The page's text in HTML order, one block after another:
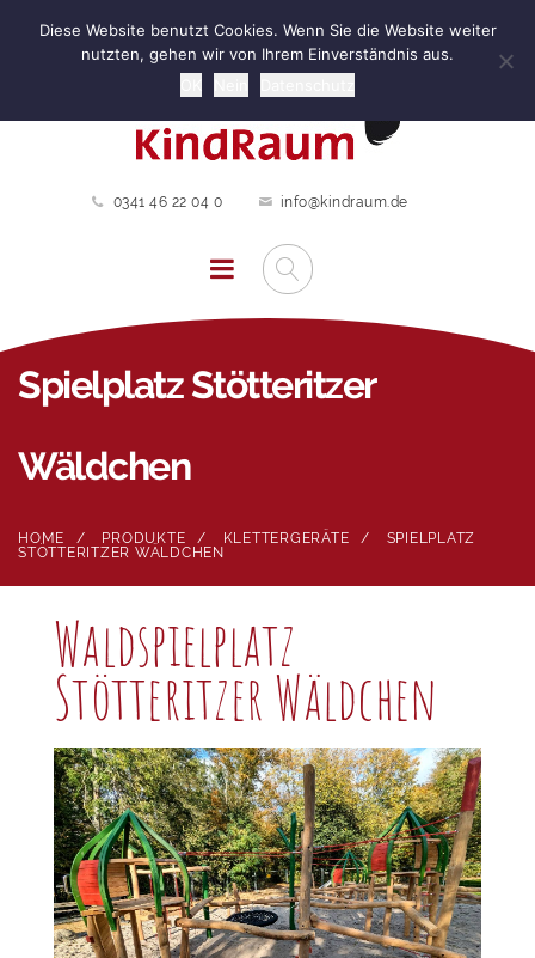
0341 46 22 04 0 info@kindraum.de
Spielplatz Stötteritzer
Wäldchen
HOME PRODUKTE KLETTERGERÄTE
SPIELPLATZ
STÖTTERITZER WÄLDCHEN
Waldspielplatz
Stötteritzer Wäldchen
Diese Website benutzt Cookies. Wenn Sie die Website weiter
nutzten, gehen wir von Ihrem Einverständnis aus.